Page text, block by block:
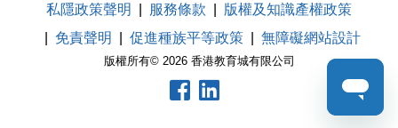
版權所有© 2026 香港教育城有限公司
私隱政策聲明 服務條款
版權及知識產權政策
免責聲明
促進種族平等政策 無障礙網站設計